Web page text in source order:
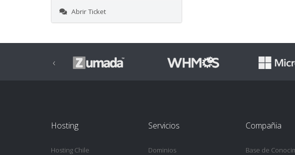
Abrir Ticket
‹
Hosting
Hosting Chile
Servicios
Dominios
Compañia
Base de